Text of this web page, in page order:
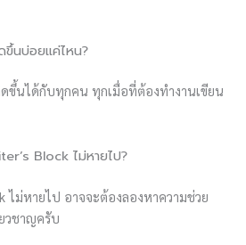
ขึ้นบ่อยแค่ไหน?
ดขึ้นได้กับทุกคน ทุกเมื่อที่ต้องทำงานเขียน
Block ไม่หายไป?
ไม่หายไป อาจจะต้องลองหาความช่วย
วชาญครับ